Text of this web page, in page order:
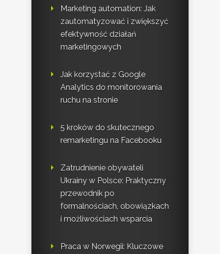
Marketing automation: Jak
zautomatyzować i zwiększyć
efektywność działań
marketingowych
Jak korzystać z Google
Analytics do monitorowania
ruchu na stronie
5 kroków do skutecznego
remarketingu na Facebooku
Zatrudnienie obywateli
Ukrainy w Polsce: Praktyczny
przewodnik po
formalnościach, obowiązkach
i możliwościach wsparcia
Praca w Norwegii: Kluczowe